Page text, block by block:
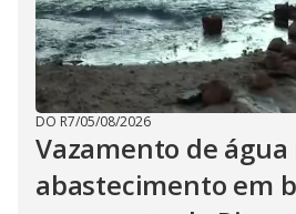
DO R7/05/08/2026
Vazamento de
abastecimento em